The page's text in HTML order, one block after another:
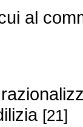
al
[21]